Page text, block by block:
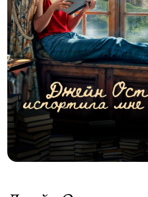
О нас
Авторы